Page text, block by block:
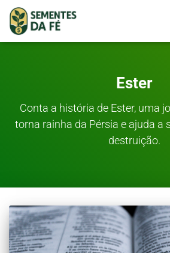
Ester
Conta a história de Ester, uma
torna rainha da Pérsia e ajuda a
destruição.